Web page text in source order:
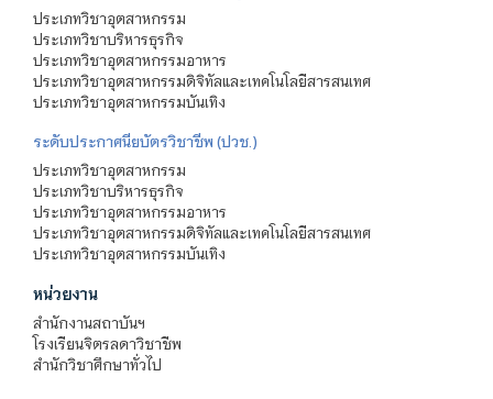
ประเภทวิชาอุตสาหกรรม
ประเภทวิชาบริหารธุรกิจ
ประเภทวิชาอุตสาหกรรมอาหาร
ประเภทวิชาอุตสาหกรรมดิจิทัลและเทคโนโลยีสารสนเทศ
ประเภทวิชาอุตสาหกรรมบันเทิง
ระดับประกาศนียบัตรวิชาชีพ (ปวช.)
ประเภทวิชาอุตสาหกรรม
ประเภทวิชาบริหารธุรกิจ
ประเภทวิชาอุตสาหกรรมอาหาร
ประเภทวิชาอุตสาหกรรมดิจิทัลและเทคโนโลยีสารสนเทศ
ประเภทวิชาอุตสาหกรรมบันเทิง
หน่วยงาน
สำนักงานสถาบันฯ
โรงเรียนจิตรลดาวิชาชีพ
สำนักวิชาศึกษาทั่วไป